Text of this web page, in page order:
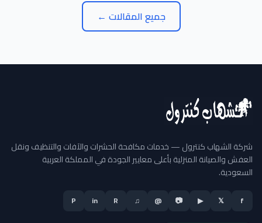
جميع المقالات ←
شركة الشهاب كنترول — خدمات مكافحة الحشرات والآفات والتنظيف ونقل
العفش والصيانة المنزلية بأعلى معايير الجودة في المملكة العربية
السعودية.
f
𝕏
▶
📷
@
♫
R
in
P